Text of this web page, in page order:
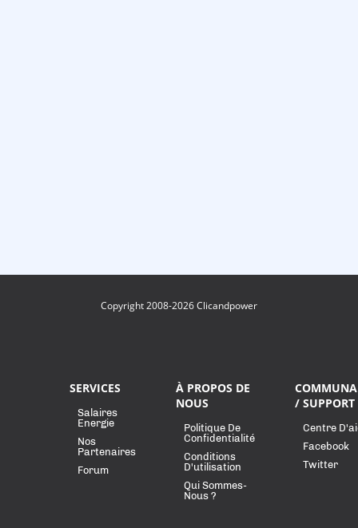
Copyright 2008-2026 Clicandpower
SERVICES
Salaires
Energie
Nos
Partenaires
Forum
À PROPOS DE
NOUS
Politique De
Confidentialité
Conditions
D'utilisation
Qui Sommes-
Nous ?
/ SUPPORT
Centre
Facebook
Twitter